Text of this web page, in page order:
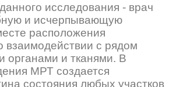
исследования - врач
и исчерпывающую
расположения
взаимодействии с рядом
органами и тканями. В
МРТ создается
состояния любых участков